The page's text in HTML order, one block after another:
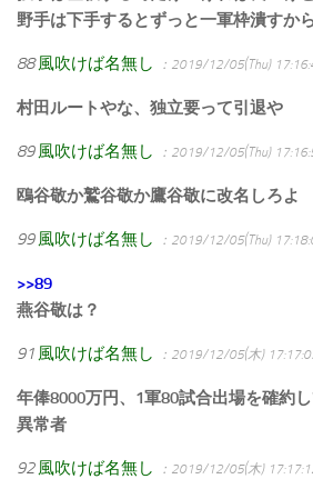
野手は下手するとずっと一軍枠潰すか
88 風吹けば名無し ：2019/12/05(Thu)
村田ルートやな、独立要って引退や
89 風吹けば名無し ：2019/12/05(Thu)
鴎谷敬か鷲谷敬か鷹谷敬に改名しろよ
99 風吹けば名無し ：2019/12/05(Thu)
>>89
燕谷敬は？
91 風吹けば名無し ：2019/12/05(木)
年俸8000万円、1軍80試合出場を確約
異常者
92 風吹けば名無し ：2019/12/05(木)